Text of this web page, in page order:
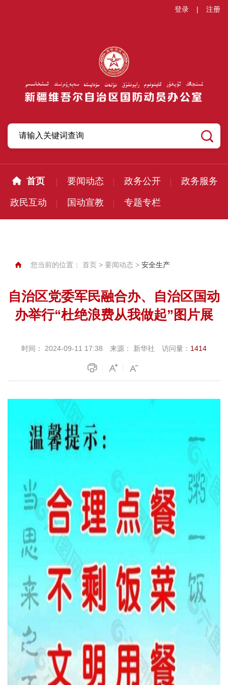
登录 | 注册
首页 要闻动态 政务公开 政务服务
政民互动 国动宣教 专题专栏
您当前的位置： 首页 > 要闻动态 > 安全生产
自治区党委军民融合办、自治区国动
办举行“杜绝浪费从我做起”图片展
时间： 2024-09-11 17:38 来源： 新华社 访问量： 1414